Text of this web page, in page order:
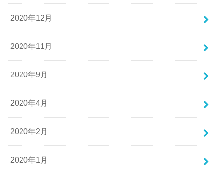
2020年12月
2020年11月
2020年9月
2020年4月
2020年2月
2020年1月